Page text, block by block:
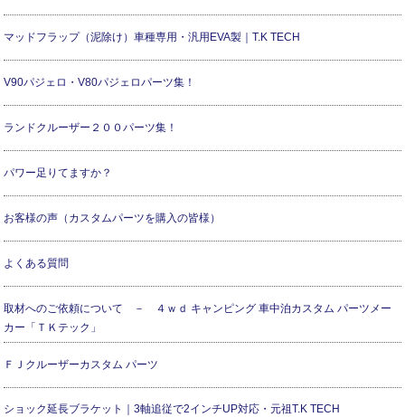
マッドフラップ（泥除け）車種専用・汎用EVA製｜T.K TECH
V90パジェロ・V80パジェロパーツ集！
ランドクルーザー２００パーツ集！
パワー足りてますか？
お客様の声（カスタムパーツを購入の皆様）
よくある質問
取材へのご依頼について － ４ｗｄ キャンピング 車中泊カスタム パーツメー
カー「ＴＫテック」
ＦＪクルーザーカスタム パーツ
ショック延長ブラケット｜3軸追従で2インチUP対応・元祖T.K TECH